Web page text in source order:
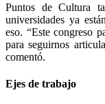
Puntos de Cultura
universidades ya
eso. “Este congreso
para seguirnos
comentó.
Ejes de trabajo